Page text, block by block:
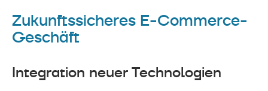
Zukunftssicheres E-Commerce-
Geschäft
Integration neuer Technologien